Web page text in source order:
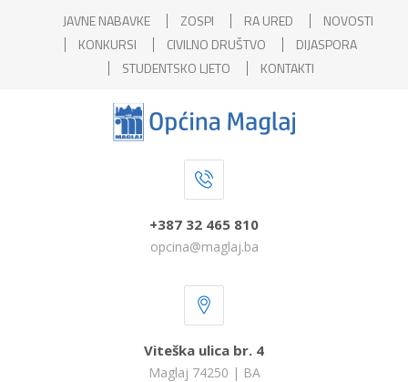
JAVNE NABAVKE ZOSPI RA URED
NOVOSTI
KONKURSI
CIVILNO DRUŠTVO
DIJASPORA
STUDENTSKO LJETO
KONTAKTI
+387 32 465 810
opcina@maglaj.ba
Viteška ulica br. 4
Maglaj 74250 | BA